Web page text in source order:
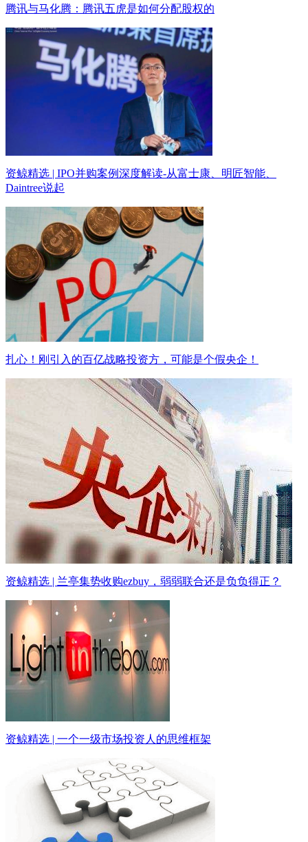
腾讯与马化腾：腾讯五虎是如何分配股权的
资鲸精选 | IPO并购案例深度解读-从富士康、明匠智能、
Daintree说起
扎心！刚引入的百亿战略投资方，可能是个假央企！
资鲸精选 | 兰亭集势收购ezbuy，弱弱联合还是负负得正？
资鲸精选 | 一个一级市场投资人的思维框架